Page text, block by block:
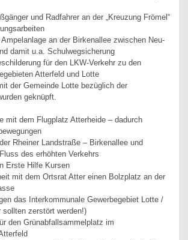
und Radfahrer an der „Kreuzung Frömel“
an der Birkenallee zwischen Neu-
damit u.a. Schulwegsicherung
für den LKW-Verkehr zu den
Atterfeld und Lotte
der Gemeinde Lotte bezüglich der
geknüpft.
mit dem Flugplatz Atterheide – dadurch
Rheiner Landstraße – Birkenallee und
des erhöhten Verkehrs
Erste Hilfe Kursen
mit dem Ortsrat Atter einen Bolzplatz an der
das Interkommunale Gewerbegebiet Lotte /
sollten zerstört werden!)
den Grünabfallsammelplatz im